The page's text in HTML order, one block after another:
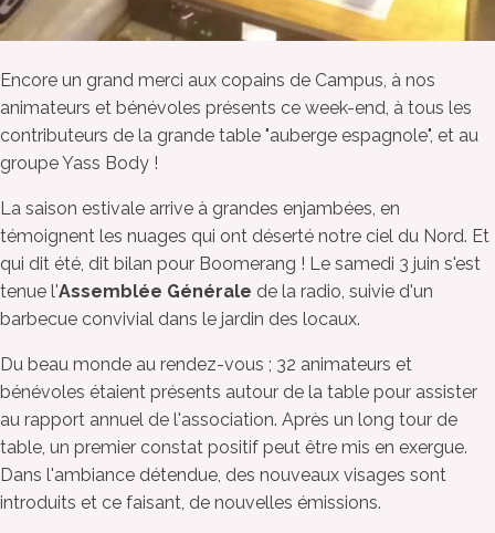
Encore un grand merci aux copains de Campus, à nos
animateurs et bénévoles présents ce week-end, à tous les
contributeurs de la grande table "auberge espagnole", et au
groupe Yass Body !
La saison estivale arrive à grandes enjambées, en
témoignent les nuages qui ont déserté notre ciel du Nord. Et
qui dit été, dit bilan pour Boomerang ! Le samedi 3 juin s'est
tenue l'Assemblée Générale de la radio, suivie d'un
barbecue convivial dans le jardin des locaux.
Du beau monde au rendez-vous ; 32 animateurs et
bénévoles étaient présents autour de la table pour assister
au rapport annuel de l'association. Après un long tour de
table, un premier constat positif peut être mis en exergue.
Dans l'ambiance détendue, des nouveaux visages sont
introduits et ce faisant, de nouvelles émissions.